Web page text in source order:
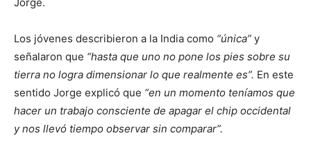
Los jóvenes describieron a la India como “única” y
señalaron que “hasta que uno no pone los pies sobre su
tierra no logra dimensionar lo que realmente es”. En este
sentido Jorge explicó que “en un momento teníamos que
hacer un trabajo consciente de apagar el chip occidental
y nos llevó tiempo observar sin comparar”.